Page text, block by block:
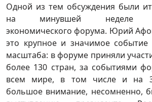
Одной из тем обсуждения были
на минувшей неделе
экономического форума. Юрий
это крупное и значимое событие
масштаба: в форуме приняли
более 130 стран, за событиями
всем мире, в том числе и на
большое внимание, несомненно,